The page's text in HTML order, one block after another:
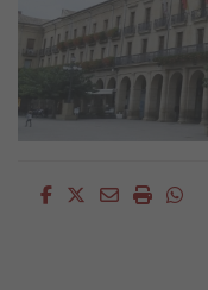
Facebook
Twitter
Email